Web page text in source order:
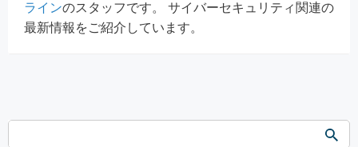
ラインのスタッフです。 サイバーセキュリティ関連の
最新情報をご紹介しています。